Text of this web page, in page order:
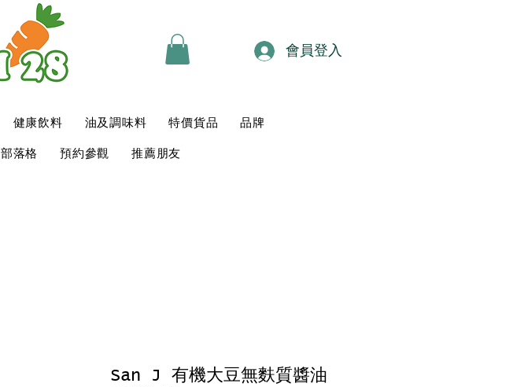
會員登入
健康飲料 油及調味料 特價貨品 品牌
部落格 預約參觀 推薦朋友
San J 有機大豆無麩質醬油